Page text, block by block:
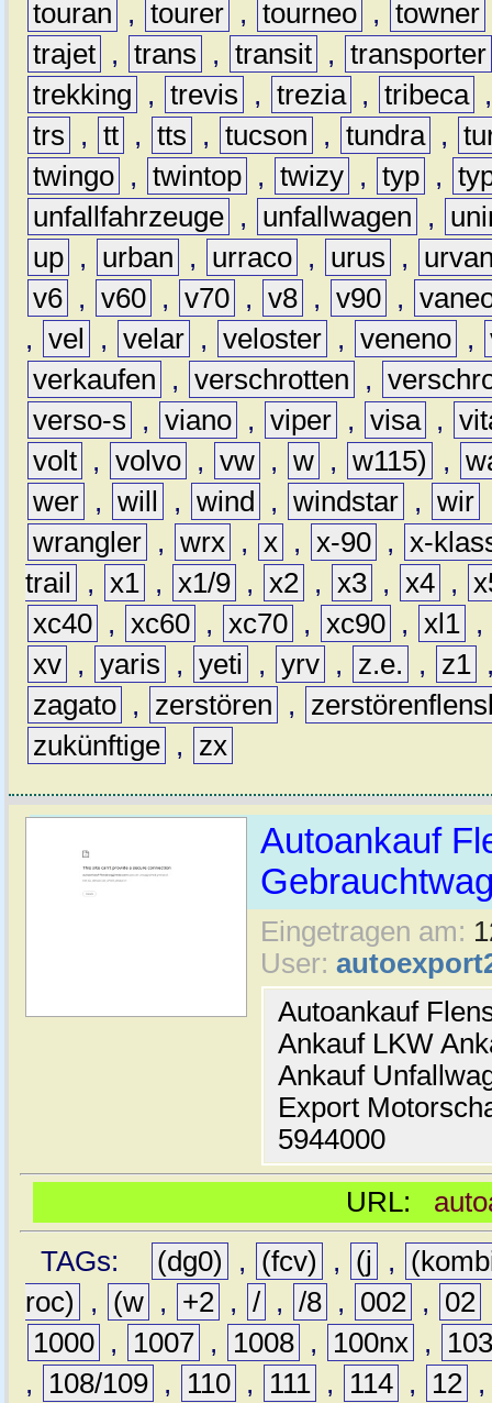
touran , tourer , tourneo , towner
trajet , trans , transit , transporter
trekking
, trevis , trezia , tribeca
trs
, tt , tts , tucson , tundra ,
twingo , twintop , twizy , typ ,
unfallfahrzeuge , unfallwagen ,
up , urban , urraco , urus ,
v6 , v60 , v70 , v8 , v90 ,
, vel , velar , veloster , veneno ,
verkaufen
, verschrotten ,
verso-s
, viano , viper , visa ,
volt , volvo , vw , w , w115) ,
wer , will , wind , windstar , wir
wrangler , wrx , x , x-90 , x-
trail
, x1 , x1/9 , x2 , x3 , x4 ,
xc40 , xc60 , xc70 , xc90 , xl1 ,
xv , yaris , yeti , yrv , z.e. , z1
zagato , zerstören ,
zukünftige , zx
Autoankauf
Eingetragen am:
User:
Autoankauf
Ankauf LKW
Ankauf
Export
5944000
URL:
TAGs:
(dg0) , (fcv) , (j ,
roc)
, (w , +2 , / , /8 , 002 , 02
1000 , 1007 , 1008 , 100nx ,
,
108/109 , 110 , 111 , 114 , 12